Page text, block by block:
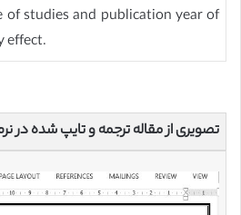
of studies and publication year of
effect.
تصویری از مقاله ترجمه و تایپ شده در